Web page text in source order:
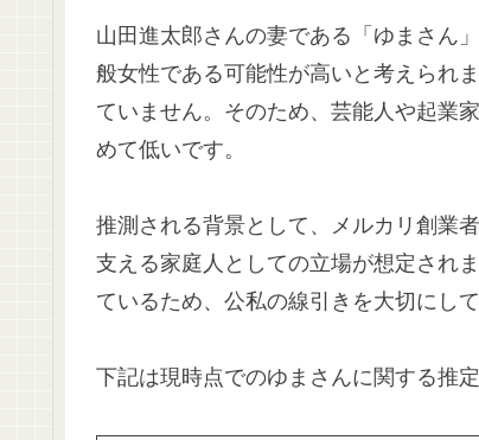
山田進太郎さんの妻である「ゆまさん
般女性である可能性が高いと考えられ
ていません。そのため、芸能人や起業
めて低いです。
推測される背景として、メルカリ創業
支える家庭人としての立場が想定され
ているため、公私の線引きを大切にし
下記は現時点でのゆまさんに関する推定